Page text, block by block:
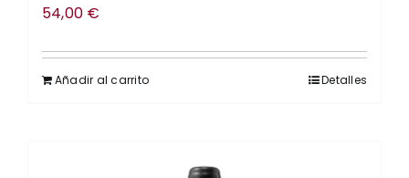
54,00 €
Añadir al carrito Detalles